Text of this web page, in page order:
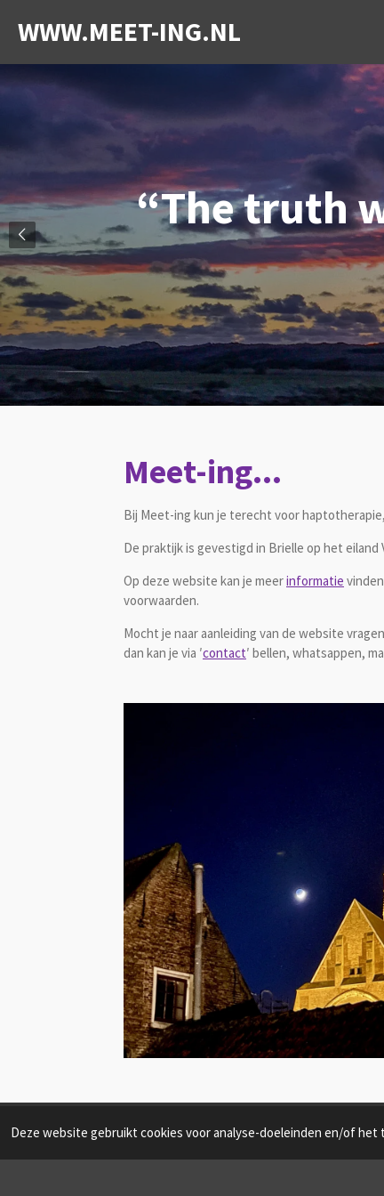
Deze website gebruikt cookies voor analyse-doeleinden en/of
direct
WWW.MEET-ING.NL
“The truth
Meet-ing...
Bij Meet-ing kun je terecht voorhaptotherapie,
De praktijk is gevestigd in Brielle op het
Op deze website kan je meerinformatie
voorwaarden.
Mocht je naar aanleiding van de website
dan kan je via ′contact′ bellen, whatsappen,